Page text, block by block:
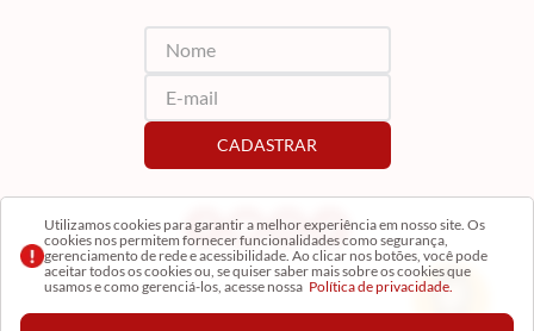
Concordar e fechar
CADASTRAR